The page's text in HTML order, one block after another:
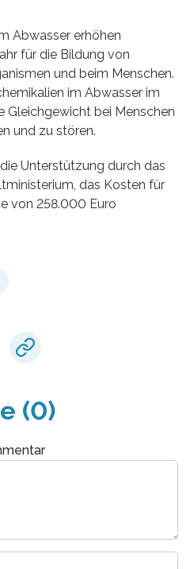
Abwasser erhöhen
für die Bildung von
und beim Menschen.
im Abwasser im
Gleichgewicht bei Menschen
und zu stören.
Unterstützung durch das
das Kosten für
von 258.000 Euro
(0)